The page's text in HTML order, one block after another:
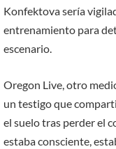
Konfektova sería
entrenamiento para
escenario.
Oregon Live, otro
un testigo que
el suelo tras perder el
estaba consciente,